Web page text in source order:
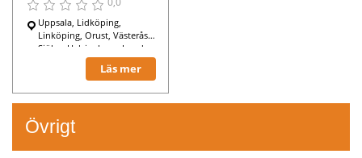
Uppsala, Lidköping,
Linköping, Orust, Västerås,
Sjöbo, Helsingborg, Lund,
Halmstad, Gävle, Kalmar,
Varberg, Trollhättan,
Falköping, Malmö,
Färgelanda,
Läs mer
Övrigt